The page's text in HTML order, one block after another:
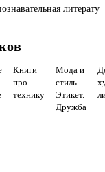
Книги
про
технику
Мода и
стиль.
Этикет.
Дружба